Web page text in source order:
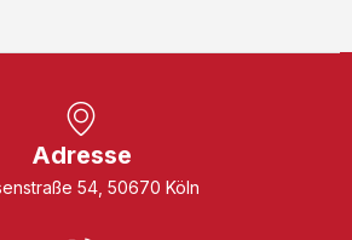
Adresse
54, 50670 Köln